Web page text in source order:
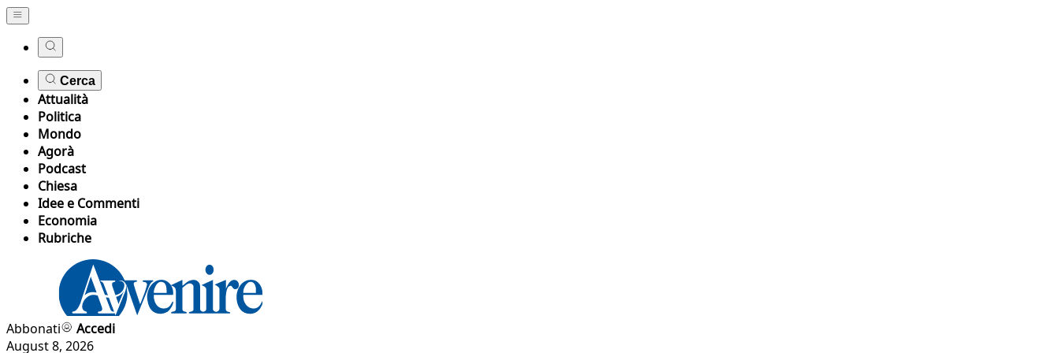
Cerca
Attualità
Politica
Mondo
Agorà
Podcast
Chiesa
Idee e Commenti
Economia
Rubriche
Abbonati
Accedi
August 8, 2026